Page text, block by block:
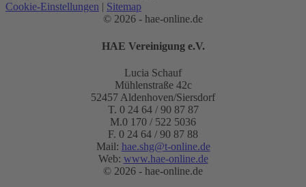
Cookie-Einstellungen | Sitemap
© 2026 - hae-online.de
HAE Vereinigung e.V.
Lucia Schauf
Mühlenstraße 42c
52457 Aldenhoven/Siersdorf
T. 0 24 64 / 90 87 87
M.0 170 / 522 5036
F. 0 24 64 / 90 87 88
Mail: hae.shg@t-online.de
Web: www.hae-online.de
© 2026 - hae-online.de